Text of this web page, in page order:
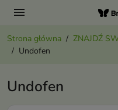
menu
Strona główna ZNAJDŹ
Undofen
Undofen